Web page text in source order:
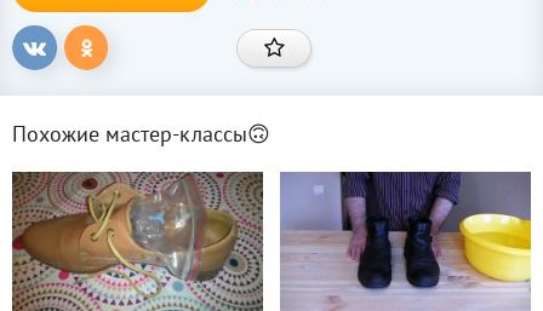
Похожие мастер-классы🙃